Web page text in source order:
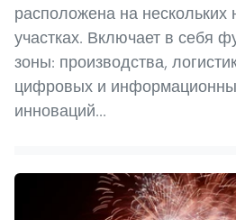
расположена на
участках. Включает в себя
зоны: производства,
цифровых и
инноваций...